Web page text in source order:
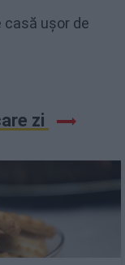
casă ușor de
zi